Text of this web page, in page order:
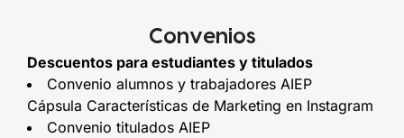
Convenios
Descuentos para estudiantes y titulados
Convenio alumnos y trabajadores AIEP
Cápsula Características de Marketing en Instagram
Convenio titulados AIEP